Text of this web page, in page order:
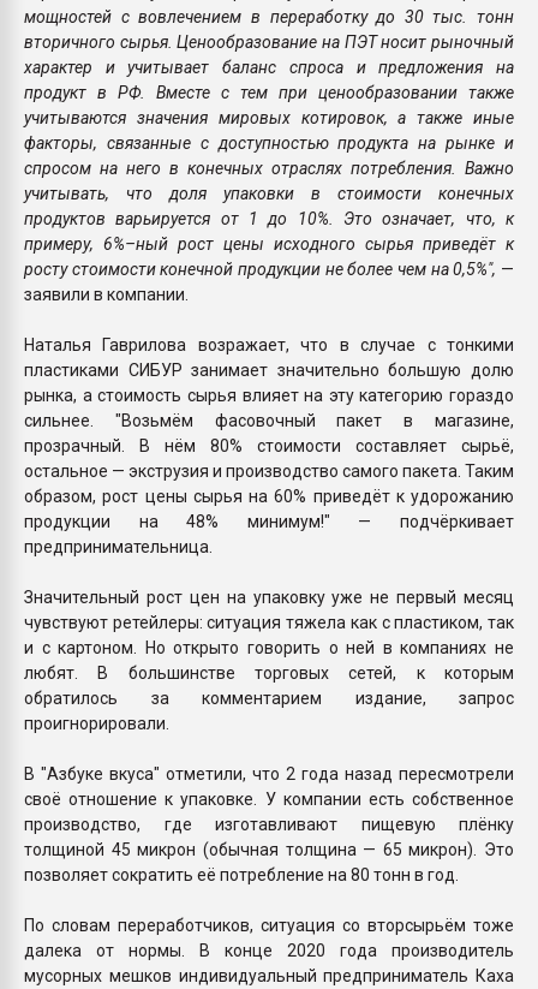
мощностей с вовлечением в переработку до 30 тыс. тонн
вторичного сырья. Ценообразование на ПЭТ носит рыночный
характер и учитывает баланс спроса и предложения на
продукт в РФ. Вместе с тем при ценообразовании также
учитываются значения мировых котировок, а также иные
факторы, связанные с доступностью продукта на рынке и
спросом на него в конечных отраслях потребления. Важно
учитывать, что доля упаковки в стоимости конечных
продуктов варьируется от 1 до 10%. Это означает, что, к
примеру, 6%–ный рост цены исходного сырья приведёт к
росту стоимости конечной продукции не более чем на 0,5%", —
заявили в компании.
Наталья Гаврилова возражает, что в случае с тонкими
пластиками СИБУР занимает значительно большую долю
рынка, а стоимость сырья влияет на эту категорию гораздо
сильнее. "Возьмём фасовочный пакет в магазине,
прозрачный. В нём 80% стоимости составляет сырьё,
остальное — экструзия и производство самого пакета. Таким
образом, рост цены сырья на 60% приведёт к удорожанию
продукции на 48% минимум!" — подчёркивает
предпринимательница.
Значительный рост цен на упаковку уже не первый месяц
чувствуют ретейлеры: ситуация тяжела как с пластиком, так
и с картоном. Но открыто говорить о ней в компаниях не
любят. В большинстве торговых сетей, к которым
обратилось за комментарием издание, запрос
проигнорировали.
В "Азбуке вкуса" отметили, что 2 года назад пересмотрели
своё отношение к упаковке. У компании есть собственное
производство, где изготавливают пищевую плёнку
толщиной 45 микрон (обычная толщина — 65 микрон). Это
позволяет сократить её потребление на 80 тонн в год.
По словам переработчиков, ситуация со вторсырьём тоже
далека от нормы. В конце 2020 года производитель
мусорных мешков индивидуальный предприниматель Каха